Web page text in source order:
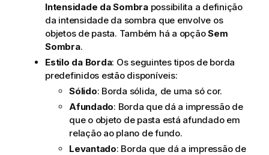
Intensidade da Sombrapossibilita a definição
da intensidade da sombra que envolve os
objetos de pasta. Também há a opçãoSem
Sombra.
Estilo da Borda: Os seguintes tipos de borda
predefinidos estão disponíveis:
Sólido: Borda sólida, de uma só cor.
Afundado: Borda que dá a impressão de
que o objeto de pasta está afundado em
relação ao plano de fundo.
Levantado: Borda que dá a impressão de